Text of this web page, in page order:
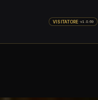
VISITATORE ·v1.0.69